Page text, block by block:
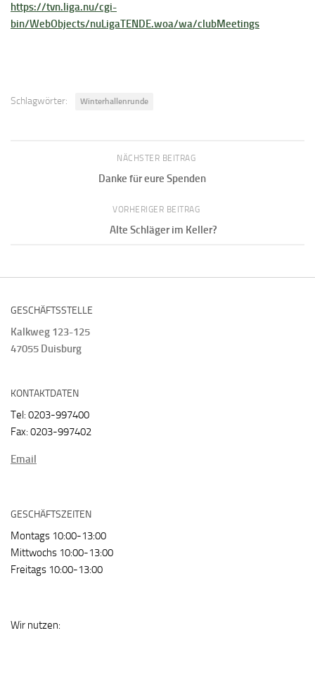
https://tvn.liga.nu/cgi-
bin/WebObjects/nuLigaTENDE.woa/wa/clubMeetings
Schlagwörter: Winterhallenrunde
NÄCHSTER BEITRAG
Danke für eure Spenden
VORHERIGER BEITRAG
Alte Schläger im Keller?
GESCHÄFTSSTELLE
Kalkweg 123-125
47055 Duisburg
KONTAKTDATEN
Tel: 0203-997400
Fax: 0203-997402
Email
GESCHÄFTSZEITEN
Montags 10:00-13:00
Mittwochs 10:00-13:00
Freitags 10:00-13:00
Wir nutzen: